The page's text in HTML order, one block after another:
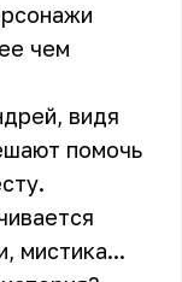
чем
видя
помочь
мистика...